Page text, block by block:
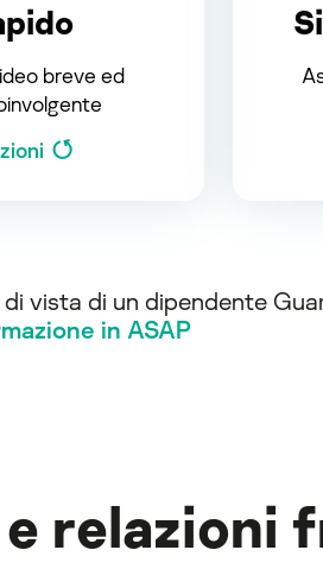
breve ed
vista di un dipendente
in ASAP
relazioni